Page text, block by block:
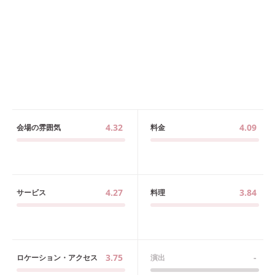
会場の雰囲気 4.32 料金 4.09
サービス 4.27 料理 3.84
ロケーション・アクセス 3.75 演出 -